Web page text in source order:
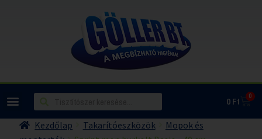
0Ft 0
Kezdőlap Takarítóeszközök
Mopok és